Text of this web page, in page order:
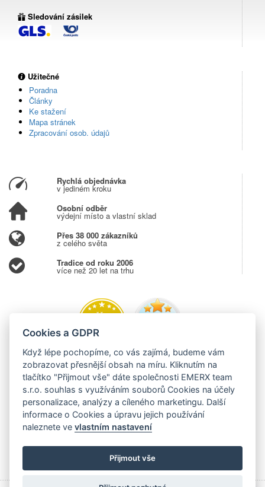
Sledování zásilek
Užitečné
Poradna
Články
Ke stažení
Mapa stránek
Zpracování osob. údajů
Rychlá objednávka
v jediném kroku
Osobní odběr
výdejní místo a vlastní sklad
Přes 38 000 zákazníků
z celého světa
Tradice od roku 2006
více než 20 let na trhu
Cookies a GDPR
Když lépe pochopíme, co vás zajímá, budeme vám
zobrazovat přesnější obsah na míru. Kliknutím na
tlačítko "Přijmout vše" dáte společnosti EMERX team
s.r.o. souhlas s využíváním souborů Cookies na účely
personalizace, analýzy a cíleného marketingu. Další
informace o Cookies a úpravu jejich používání
naleznete vevlastním nastavení
Přijmout vše